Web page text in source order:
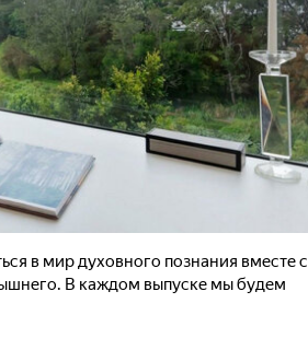
в мир духовного познания вместе с
В каждом выпуске мы будем